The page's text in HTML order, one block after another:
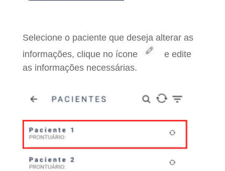
Selecione o paciente que deseja alterar as
informações, clique no ícone
e edite
as informações necessárias.